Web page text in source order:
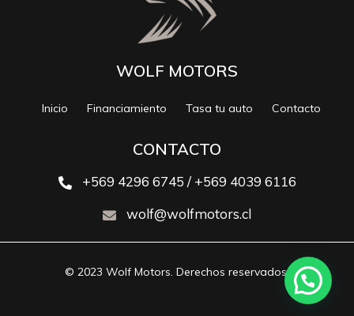
WOLF MOTORS
Inicio Financiamiento Tasa tu auto Contacto
CONTACTO
+569 4296 6745 / +569 4039 6116
wolf@wolfmotors.cl
© 2023 Wolf Motors. Derechos reservados.